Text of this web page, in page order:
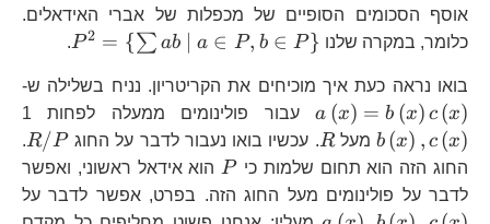
אוסף הסכומים הסופיים של מכפלות של אברי האידאלים.
כלומר, במקרה שלנו
|\
P,b\in
P2 = {∑ ab a ∈ P, b ∈ P }
.
בואו נראה כעת איך מוכיחים את הקריטריון. נניח בשלילה ש-
a (x) = b (x) c (x) עבור פולינומים ממעלה לפחות 1
b (x) , c (x) מעל R R. עכשיו בואו נעבור לדבר על החוג R/P
.
החוג הזה הוא תחום שלמות כי
P
P הוא אידאל ראשוני, ואפשר
לדבר על פולינומים מעל החוג הזה. בפרט, אפשר לדבר על